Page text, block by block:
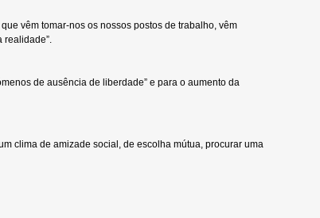
vêm tomar-nos os nossos postos de trabalho, vêm
realidade”.
de ausência de liberdade” e para o aumento da
clima de amizade social, de escolha mútua, procurar uma